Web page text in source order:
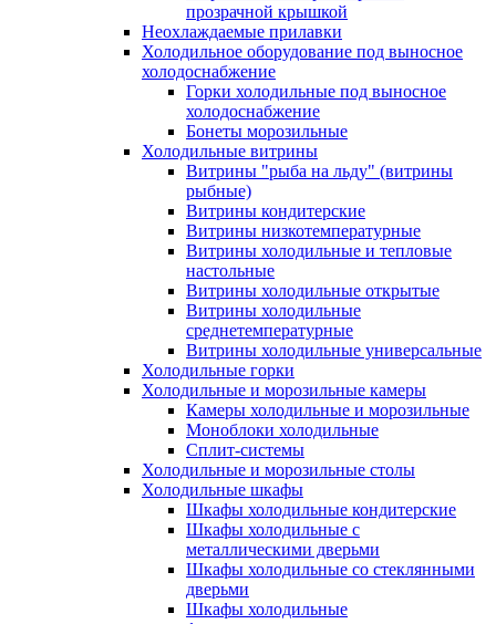
прозрачной крышкой
Неохлаждаемые прилавки
Холодильное оборудование под выносное
холодоснабжение
Горки холодильные под выносное
холодоснабжение
Бонеты морозильные
Холодильные витрины
Витрины "рыба на льду" (витрины
рыбные)
Витрины кондитерские
Витрины низкотемпературные
Витрины холодильные и тепловые
настольные
Витрины холодильные открытые
Витрины холодильные
среднетемпературные
Витрины холодильные универсальные
Холодильные горки
Холодильные и морозильные камеры
Камеры холодильные и морозильные
Моноблоки холодильные
Сплит-системы
Холодильные и морозильные столы
Холодильные шкафы
Шкафы холодильные кондитерские
Шкафы холодильные с
металлическими дверьми
Шкафы холодильные со стеклянными
дверьми
Шкафы холодильные